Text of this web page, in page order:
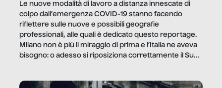
Le nuove modalità di lavoro a distanza innescate di
colpo dall’emergenza COVID-19 stanno facendo
riflettere sulle nuove e possibili geografie
professionali, alle quali è dedicato questo reportage.
Milano non è più il miraggio di prima e l’Italia ne aveva
bisogno: o adesso si riposiziona correttamente il Sud